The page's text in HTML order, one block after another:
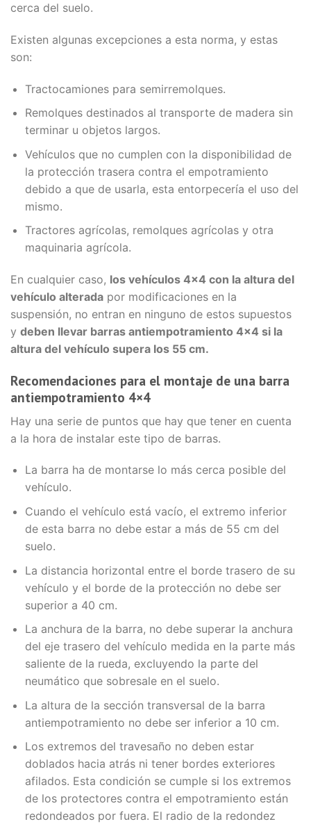
cerca del suelo.
Existen algunas excepciones a esta norma, y estas
son:
Tractocamiones para semirremolques.
Remolques destinados al transporte de madera sin
terminar u objetos largos.
Vehículos que no cumplen con la disponibilidad de
la protección trasera contra el empotramiento
debido a que de usarla, esta entorpecería el uso del
mismo.
Tractores agrícolas, remolques agrícolas y otra
maquinaria agrícola.
En cualquier caso, los vehículos 4×4 con la altura del
vehículo alterada por modificaciones en la
suspensión, no entran en ninguno de estos supuestos
y deben llevar barras antiempotramiento 4×4 si la
altura del vehículo supera los 55 cm.
Recomendaciones para el montaje de una barra
antiempotramiento 4×4
Hay una serie de puntos que hay que tener en cuenta
a la hora de instalar este tipo de barras.
La barra ha de montarse lo más cerca posible del
vehículo.
Cuando el vehículo está vacío, el extremo inferior
de esta barra no debe estar a más de 55 cm del
suelo.
La distancia horizontal entre el borde trasero de su
vehículo y el borde de la protección no debe ser
superior a 40 cm.
La anchura de la barra, no debe superar la anchura
del eje trasero del vehículo medida en la parte más
saliente de la rueda, excluyendo la parte del
neumático que sobresale en el suelo.
La altura de la sección transversal de la barra
antiempotramiento no debe ser inferior a 10 cm.
Los extremos del travesaño no deben estar
doblados hacia atrás ni tener bordes exteriores
afilados. Esta condición se cumple si los extremos
de los protectores contra el empotramiento están
redondeados por fuera. El radio de la redondez